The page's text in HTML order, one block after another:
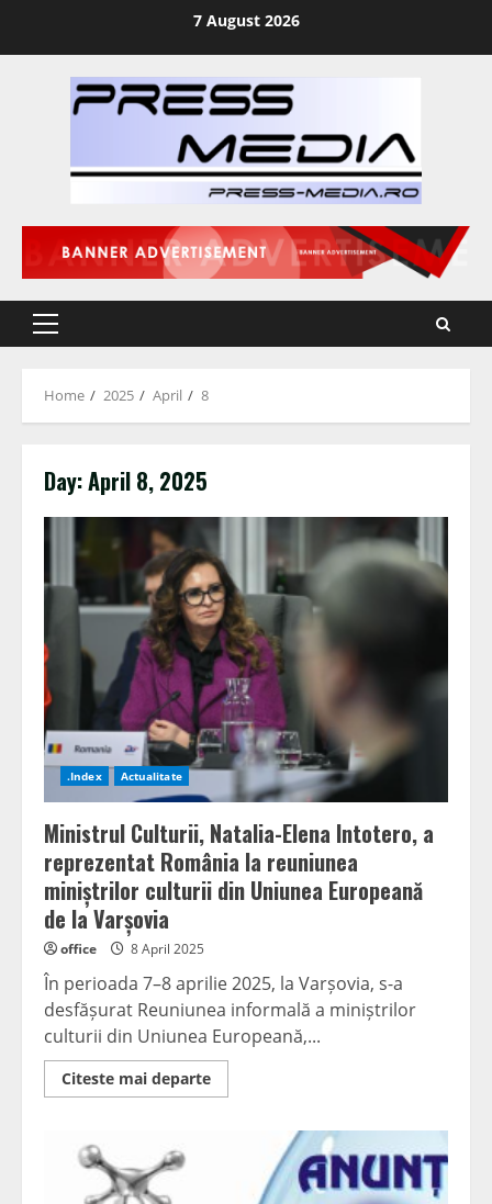
7 August 2026
Primary
Home 2025 April 8
Day:April 8, 2025
.Index Actualitate
Ministrul Culturii, Natalia-Elena Intotero, a
reprezentat România la reuniunea
miniștrilor culturii din Uniunea Europeană
de la Varșovia
office 8 April 2025
În perioada 7–8 aprilie 2025, la Varșovia, s-a
desfășurat Reuniunea informală a miniștrilor
culturii din Uniunea Europeană,...
Citeste mai departeRead
more
Intotero,